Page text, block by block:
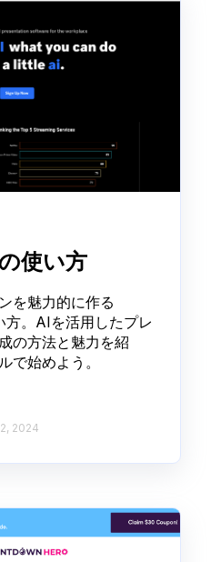
使い方
を魅力的に作る
。AIを活用したプレ
の方法と魅力を紹
で始めよう。
2024